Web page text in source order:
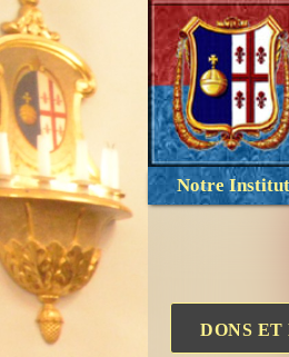
Notre Institut
DONS ET